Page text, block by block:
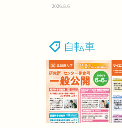
2026.8.6
自転車